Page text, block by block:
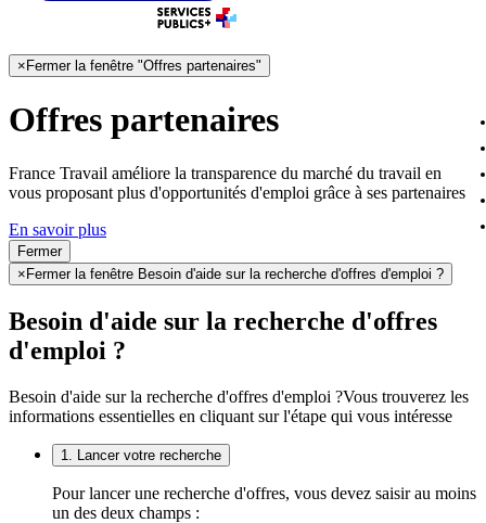
× Fermer la fenêtre "Offres partenaires"
Offres partenaires
France Travail améliore la transparence du marché du travail en
vous proposant plus d'opportunités d'emploi grâce à ses partenaires
En savoir plus
Fermer
× Fermer la fenêtre Besoin d'aide sur la recherche d'offres d'emploi ?
Besoin d'aide sur la recherche d'offres
d'emploi ?
Besoin d'aide sur la recherche d'offres d'emploi ?Vous trouverez les
informations essentielles en cliquant sur l'étape qui vous intéresse
1. Lancer votre recherche
Pour lancer une recherche d'offres, vous devez saisir au moins
un des deux champs :